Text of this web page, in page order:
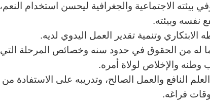
بيئته الاجتماعية والجغرافية ليحسن استخدام النعم،
نفسه وبيئته.
الابتكاري وتنمية تقدير العمل اليدوي لديه.
له من الحقوق في حدود سنه وخصائص المرحلة التي
والإخلاص لولاة أمره.
النافع والعمل الصالح، وتدريبه على الاستفادة من
أوقات فراغه.